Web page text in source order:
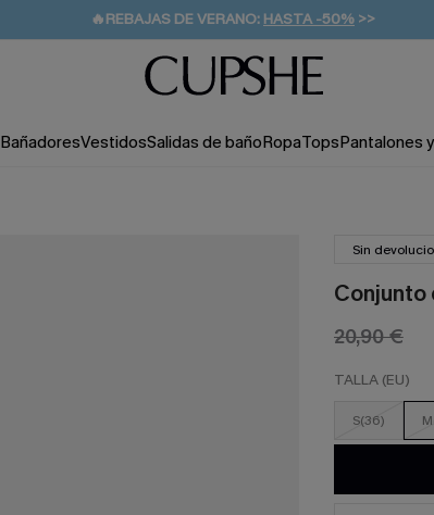
👒PROMOCIÓN DE VERANO:-10% EN 2 VESTIDOS
💌¡SUSCRIBIRSE & GANAR -10% EXTRA!
🚚ENVÍO GRATUITO A PARTIR DE 49 € >>
BañadoresVestidosSalidas de bañoRopaTopsPantalones
Sin
Conjunto
20,90 €
TALLA (EU)
S(36)